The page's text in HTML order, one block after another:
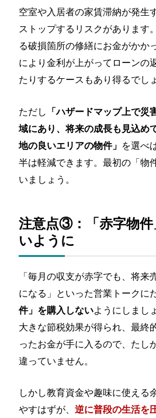
空室や入居者の家賃滞納が発生
ストップするリスクがあります
る破損箇所の修繕にお金がかか
により金利が上がってローンの
たりするケースもあり得るでしょ
ただし 「ハザードマップ上で
域にあり、将来の成長も見込め
地の良いエリアの物件」 を選べ
半は軽減できます。最初の「物
いましょう。
注意点③：「赤字物
いように
「毎月の収支が赤字でも、将来
になる」といった営業トークに
件」を購入しないようにしまし
大きな節税効果が得られ、最終
ったお金が手に入るので、たし
違っていません。
しかし教育資金や趣味に使える
やすはずが、逆に普段の生活を